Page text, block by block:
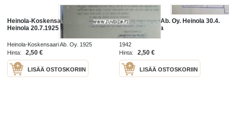
Heinola-Koskensaari Ab. Oy.
Heinola 20.7.1925 -asiakirja
Heinola-Koskensaari Ab. Oy. 1925
Hinta:
2,50 €
LISÄÄ OSTOSKORIIN
Heinola Wood Ab. Oy. Heinola 30.4.
1942. -asiakirja
1942
Hinta:
2,50 €
LISÄÄ OSTOSKORIIN